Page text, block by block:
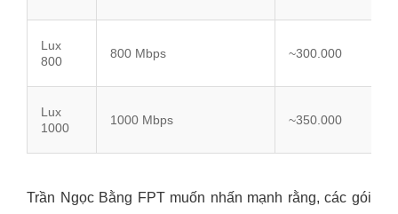
Lux
800
800 Mbps ~300.000
Lux
1000
1000 Mbps ~350.000
Trần Ngọc Bằng FPT muốn nhấn mạnh rằng, các gói